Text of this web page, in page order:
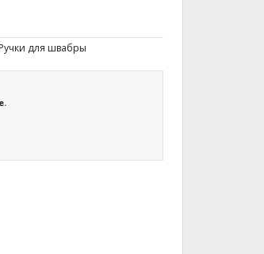
для швабры